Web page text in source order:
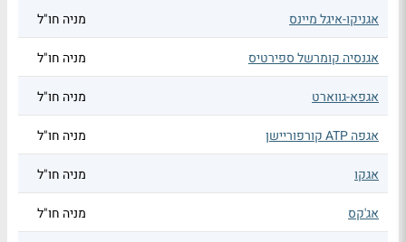
אגניקו-איגל מיינס מניה חו"ל
אגנסיה קומרשל ספירטיס מניה חו"ל
אגפא-גווארט מניה חו"ל
אגפה ATP קורפוריישן מניה חו"ל
אגקו מניה חו"ל
אג'קס מניה חו"ל